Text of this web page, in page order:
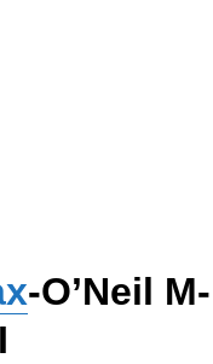
-O’Neil M-